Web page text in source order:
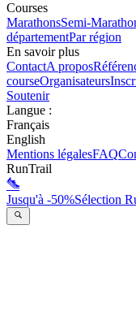
Courses
MarathonsSemi-
départementPar région
En savoir plus
ContactA propos
courseOrganisateurs
Soutenir
Langue :
Français
English
Mentions légalesFAQ
RunTrail
Jusqu'à -50%Sélection